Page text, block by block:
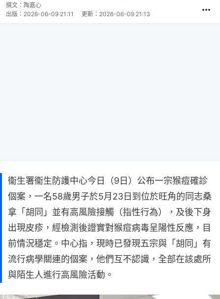
撰文： 陶嘉心
出版： 2026-06-09 21:11 更新： 2026-06-09 21:13
衞生署衞生防護中心今日（9日）公布一宗猴痘確診
個案，一名58歲男子於5月23日到位於旺角的同志桑
拿「胡同」並有高風險接觸（指性行為），及後下身
出現皮疹，經檢測後證實對猴痘病毒呈陽性反應，目
前情況穩定。中心指，現時已發現五宗與「胡同」有
流行病學關連的個案，他們互不認識，全部在該處所
與陌生人進行高風險活動。